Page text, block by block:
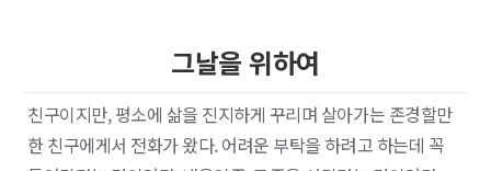
그날을 위하여
친구이지만, 평소에 삶을 진지하게 꾸리며 살아가는 존경할만
한 친구에게서 전화가 왔다. 어려운 부탁을 하려고 하는데 꼭